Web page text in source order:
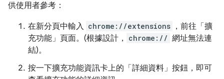
供使用者參考：
在新分頁中輸入 chrome://extensions ，前往「擴
充功能」頁面。(根據設計，
chrome:// 網址無法連
結)。
按一下擴充功能資訊卡上的「詳細資料」按鈕，即可